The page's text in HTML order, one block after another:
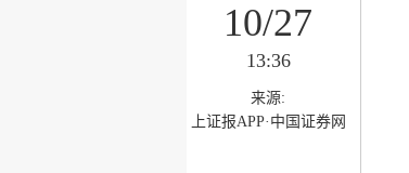
10/27
13:36
来源:
上证报APP·中国证券网